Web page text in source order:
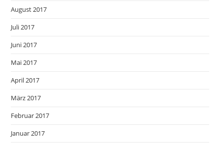
August 2017
Juli 2017
Juni 2017
Mai 2017
April 2017
März 2017
Februar 2017
Januar 2017